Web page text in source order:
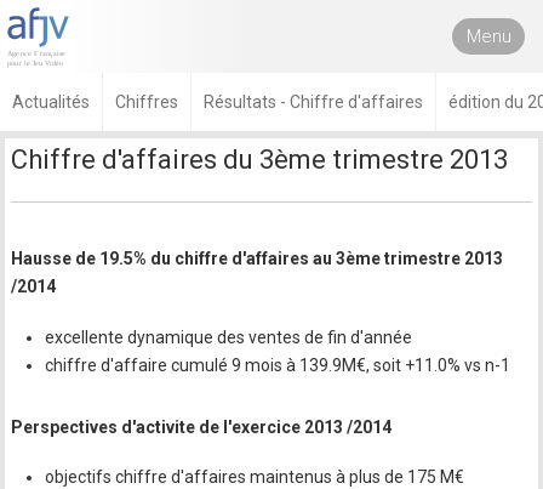
Menu
Actualités Chiffres Résultats - Chiffre d'affaires édition du
Chiffre d'affaires du 3ème trimestre 2013
Hausse de 19.5% du chiffre d'affaires au 3ème trimestre 2013
/2014
excellente dynamique des ventes de fin d'année
chiffre d'affaire cumulé 9 mois à 139.9M€, soit +11.0% vs n-1
Perspectives d'activite de l'exercice 2013 /2014
objectifs chiffre d'affaires maintenus à plus de 175 M€